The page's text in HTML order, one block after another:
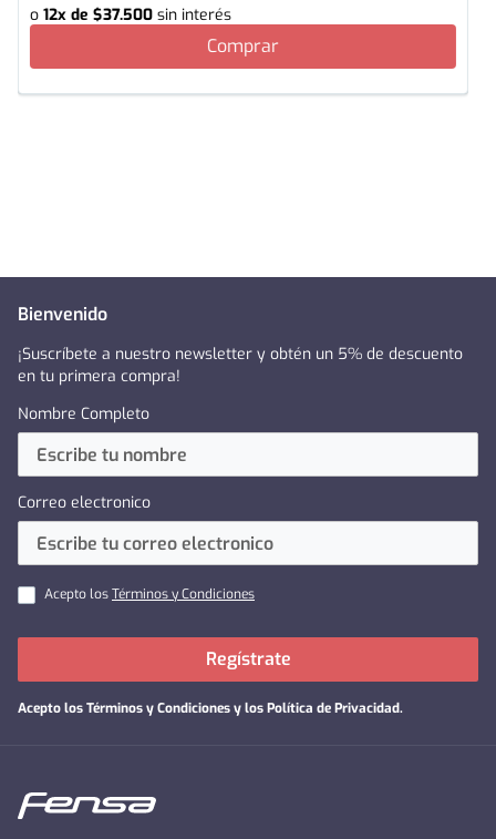
o 12x de $37.500 sin interés
Comprar
Bienvenido
¡Suscríbete a nuestro newsletter y obtén un 5% de descuento
en tu primera compra!
Nombre Completo
Correo electronico
Acepto losTérminos y Condiciones
Acepto losTérminos y Condiciones y los Política de Privacidad.
Regístrate